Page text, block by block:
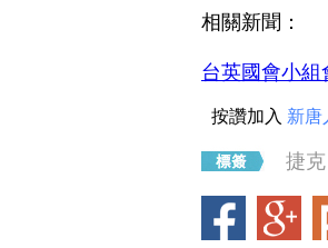
相關新聞：
台英國會小
按讚加入 新唐
捷克